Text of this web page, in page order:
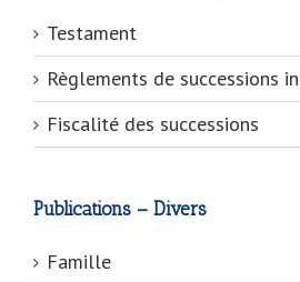
Testament
Règlements de successions
Fiscalité des successions
Publications – Divers
Famille